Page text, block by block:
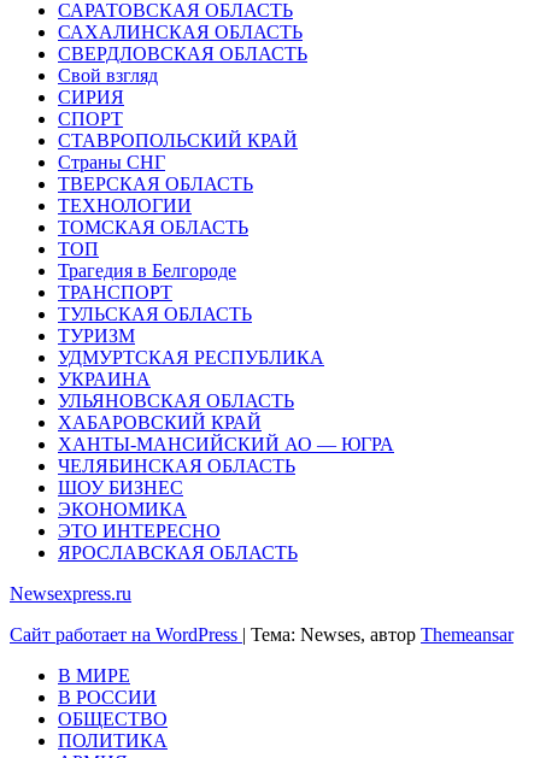
САРАТОВСКАЯ ОБЛАСТЬ
САХАЛИНСКАЯ ОБЛАСТЬ
СВЕРДЛОВСКАЯ ОБЛАСТЬ
Свой взгляд
СИРИЯ
СПОРТ
СТАВРОПОЛЬСКИЙ КРАЙ
Страны СНГ
ТВЕРСКАЯ ОБЛАСТЬ
ТЕХНОЛОГИИ
ТОМСКАЯ ОБЛАСТЬ
ТОП
Трагедия в Белгороде
ТРАНСПОРТ
ТУЛЬСКАЯ ОБЛАСТЬ
ТУРИЗМ
УДМУРТСКАЯ РЕСПУБЛИКА
УКРАИНА
УЛЬЯНОВСКАЯ ОБЛАСТЬ
ХАБАРОВСКИЙ КРАЙ
ХАНТЫ-МАНСИЙСКИЙ АО — ЮГРА
ЧЕЛЯБИНСКАЯ ОБЛАСТЬ
ШОУ БИЗНЕС
ЭКОНОМИКА
ЭТО ИНТЕРЕСНО
ЯРОСЛАВСКАЯ ОБЛАСТЬ
Newsexpress.ru
Сайт работает на WordPress | Тема: Newses, автор Themeansar
В МИРЕ
В РОССИИ
ОБЩЕСТВО
ПОЛИТИКА